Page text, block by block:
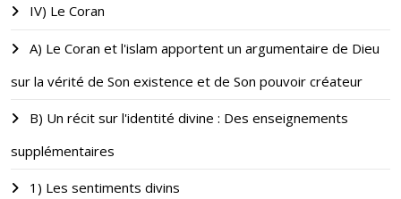
IV) Le Coran
A) Le Coran et l'islam apportent un argumentaire de Dieu
sur la vérité de Son existence et de Son pouvoir créateur
B) Un récit sur l'identité divine : Des enseignements
supplémentaires
1) Les sentiments divins